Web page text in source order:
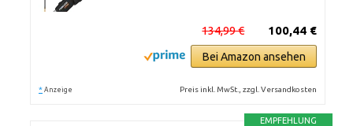
100,44 €
134,99 €
Bei Amazon ansehen
* Anzeige Preis inkl. MwSt., zzgl. Versandkosten
EMPFEHLUNG